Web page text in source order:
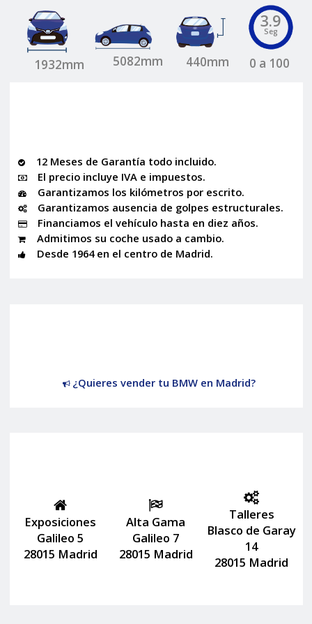
1932mm 5082mm 440mm
3.9
Seg
0 a 100
12 Meses de Garantía todo incluido.
El precio incluye IVA e impuestos.
Garantizamos los kilómetros por escrito.
Garantizamos ausencia de golpes estructurales.
Financiamos el vehículo hasta en diez años.
Admitimos su coche usado a cambio.
Desde 1964 en el centro de Madrid.
¿Quieres vender tu BMW en Madrid?
Exposiciones
Galileo 5
28015 Madrid
Alta Gama
Galileo 7
28015 Madrid
Talleres
Blasco de Garay
14
28015 Madrid